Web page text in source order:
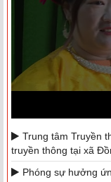
Trung tâm Truyền
truyền thông tại xã
Phóng sự hưởng